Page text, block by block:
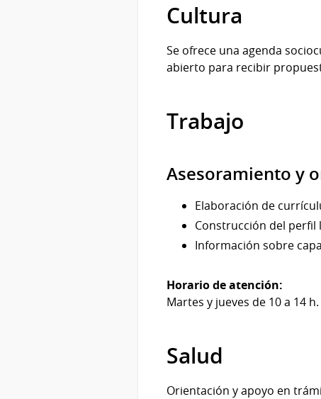
Cultura
Se ofrece una agenda
abierto para recibir
Trabajo
Asesoramiento y
Elaboración de
Construcción del perfil
Información sobre
Horario de atención:
Martes y jueves de 10 a 14 h.
Salud
Orientación y apoyo en